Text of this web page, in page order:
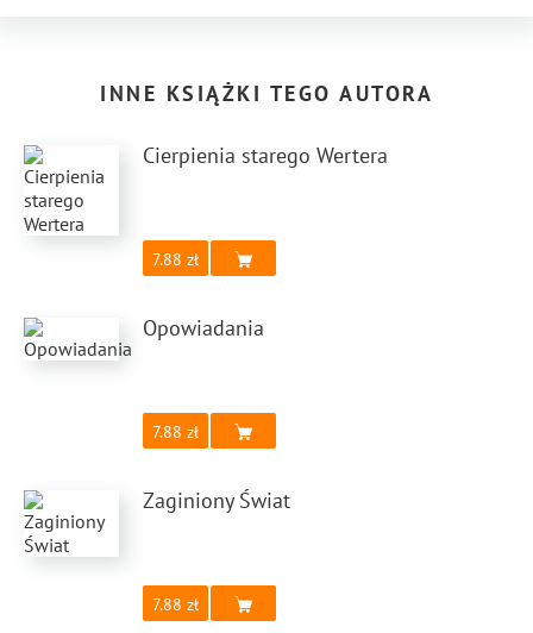
INNE KSIĄŻKI TEGO AUTORA
Cierpienia starego Wertera
7.88
Opowiadania
7.88
Zaginiony Świat
7.88